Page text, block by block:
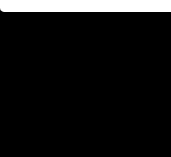
Pottera přišla s ráznou